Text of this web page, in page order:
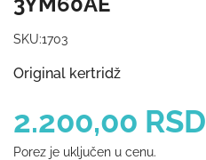
SKU:1703
Original kertridž
2.200,00 RSD
Porez je uključen u cenu.